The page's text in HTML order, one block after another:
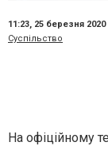
11:23, 25 березня 2020
Суспільство
На офіційному